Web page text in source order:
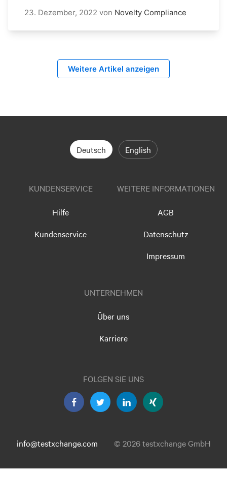
23. Dezember, 2022 von Novelty Compliance
Weitere Artikel anzeigen
Deutsch English
KUNDENSERVICE
Hilfe
Kundenservice
WEITERE INFORMATIONEN
AGB
Datenschutz
Impressum
UNTERNEHMEN
Über uns
Karriere
FOLGEN SIE UNS
info@testxchange.com © 2026 testxchange GmbH